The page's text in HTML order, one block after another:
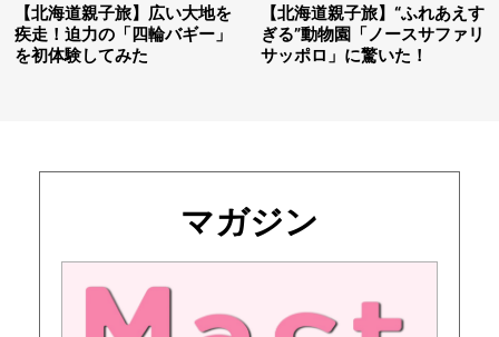
【北海道親子旅】広い大地を
疾走！迫力の「四輪バギー」
を初体験してみた
【北海道親子旅】“ふれあえす
ぎる”動物園「ノースサファリ
サッポロ」に驚いた！
マガジン